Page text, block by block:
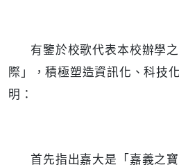
有鑒於校歌代表本校辦學
際」，積極塑造資訊化、科技
明：
首先指出嘉大是「嘉義之